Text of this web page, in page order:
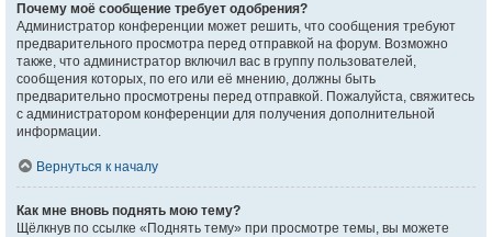
Почему моё сообщение требует одобрения?
Администратор конференции может решить, что сообщения требуют
предварительного просмотра перед отправкой на форум. Возможно
также, что администратор включил вас в группу пользователей,
сообщения которых, по его или её мнению, должны быть
предварительно просмотрены перед отправкой. Пожалуйста, свяжитесь
с администратором конференции для получения дополнительной
информации.
Вернуться к началу
Как мне вновь поднять мою тему?
Щёлкнув по ссылке «Поднять тему» при просмотре темы, вы можете